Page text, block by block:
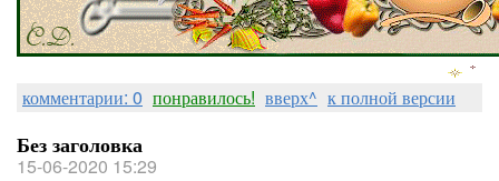
комментарии: 0 понравилось! вверх^ к полной версии
Без заголовка
15-06-2020 15:29